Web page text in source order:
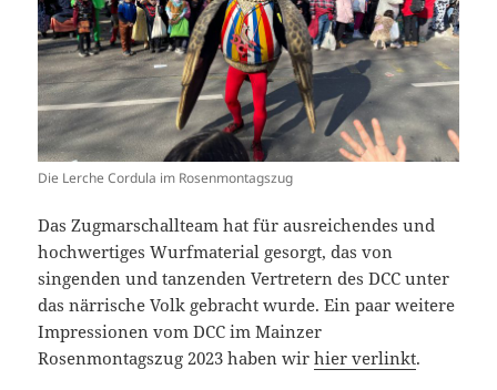
Die Lerche Cordula im Rosenmontagszug
Das Zugmarschallteam hat für ausreichendes und
hochwertiges Wurfmaterial gesorgt, das von
singenden und tanzenden Vertretern des DCC unter
das närrische Volk gebracht wurde. Ein paar weitere
Impressionen vom DCC im Mainzer
Rosenmontagszug 2023 haben wirhier verlinkt.